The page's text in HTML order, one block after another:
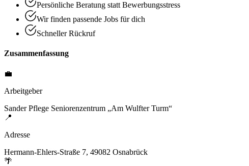
Persönliche Beratung statt Bewerbungsstress
Wir finden passende Jobs für dich
Schneller Rückruf
Zusammenfassung
💼
Arbeitgeber
Sander Pflege Seniorenzentrum „Am Wulfter Turm“
📍
Adresse
Hermann-Ehlers-Straße 7, 49082 Osnabrück
🌴